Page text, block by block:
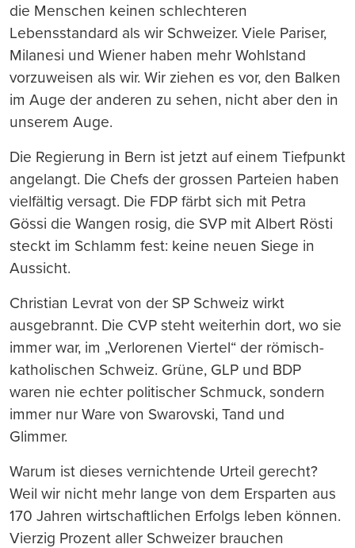
die Menschen keinen schlechteren
Lebensstandard als wir Schweizer. Viele Pariser,
Milanesi und Wiener haben mehr Wohlstand
vorzuweisen als wir. Wir ziehen es vor, den Balken
im Auge der anderen zu sehen, nicht aber den in
unserem Auge.
Die Regierung in Bern ist jetzt auf einem Tiefpunkt
angelangt. Die Chefs der grossen Parteien haben
vielfältig versagt. Die FDP färbt sich mit Petra
Gössi die Wangen rosig, die SVP mit Albert Rösti
steckt im Schlamm fest: keine neuen Siege in
Aussicht.
Christian Levrat von der SP Schweiz wirkt
ausgebrannt. Die CVP steht weiterhin dort, wo sie
immer war, im „Verlorenen Viertel“ der römisch-
katholischen Schweiz. Grüne, GLP und BDP
waren nie echter politischer Schmuck, sondern
immer nur Ware von Swarovski, Tand und
Glimmer.
Warum ist dieses vernichtende Urteil gerecht?
Weil wir nicht mehr lange von dem Ersparten aus
170 Jahren wirtschaftlichen Erfolgs leben können.
Vierzig Prozent aller Schweizer brauchen